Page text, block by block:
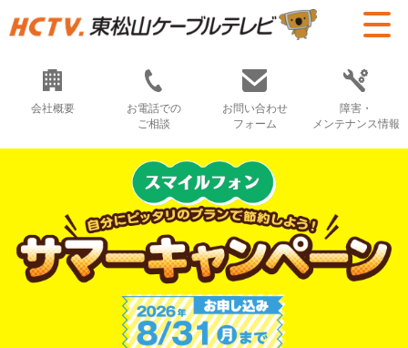
会社概要
お電話での
ご相談
お問い合わせ
フォーム
障害・
メンテナンス情報